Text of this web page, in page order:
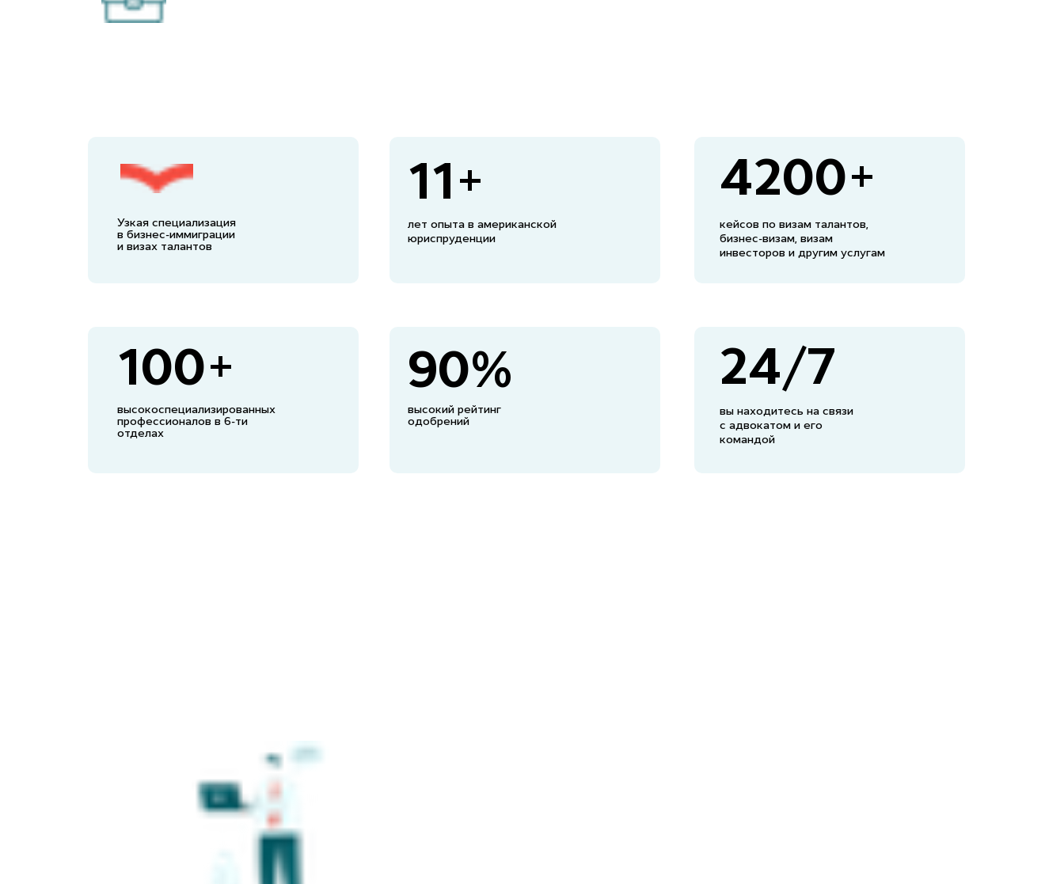
лет опыта в американской
юриспруденции
кейсов по визам талантов,
бизнес-визам, визам
инвесторов и другим услугам
высокоспециализированных
профессионалов в 6-ти
отделах
вы находитесь на связи
с адвокатом и его
командой
Узкая специализация
в бизнес-иммиграции
и визах талантов
11+ 4200+
100+ 90% 24/7
высокий рейтинг
одобрений